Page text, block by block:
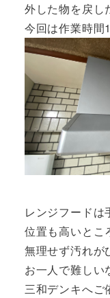
外した物を戻し
今回は作業時間
レンジフードは
位置も高いとこ
無理せず汚れが
お一人で難しい
三和デンキへご